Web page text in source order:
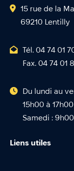
15 rue de la
69210 Lentilly
Tél. 04 74 01
Fax. 04 74 01
Du lundi au
15h00 à 17h00
Samedi : 9h00
Liens utiles